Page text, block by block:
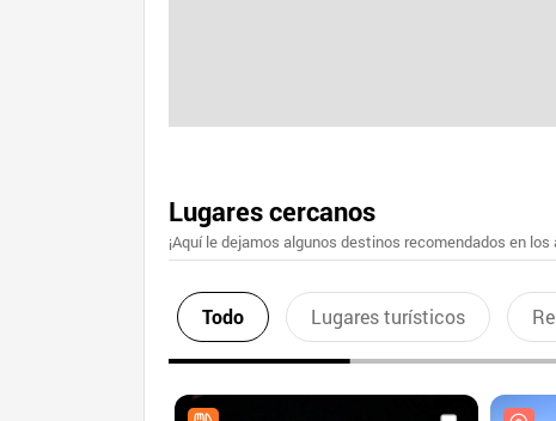
Lugares cercanos
¡Aquí le dejamos algunos destinos recomendados en
Todo Lugares turísticos